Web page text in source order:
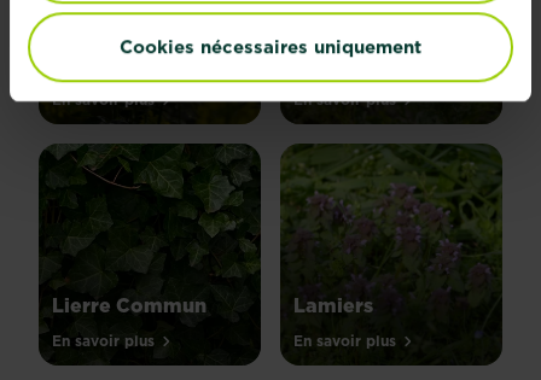
Cookies nécessaires uniquement
En savoir plus
Matricaire
En savoir plus
Lierre Commun
En savoir plus
Lamiers
En savoir plus